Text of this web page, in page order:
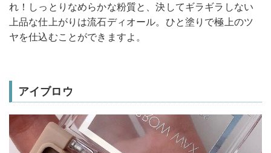
れ！しっとりなめらかな粉質と、決してギラギラしない
上品な仕上がりは流石ディオール。ひと塗りで極上のツ
ヤを仕込むことができますよ。
アイブロウ